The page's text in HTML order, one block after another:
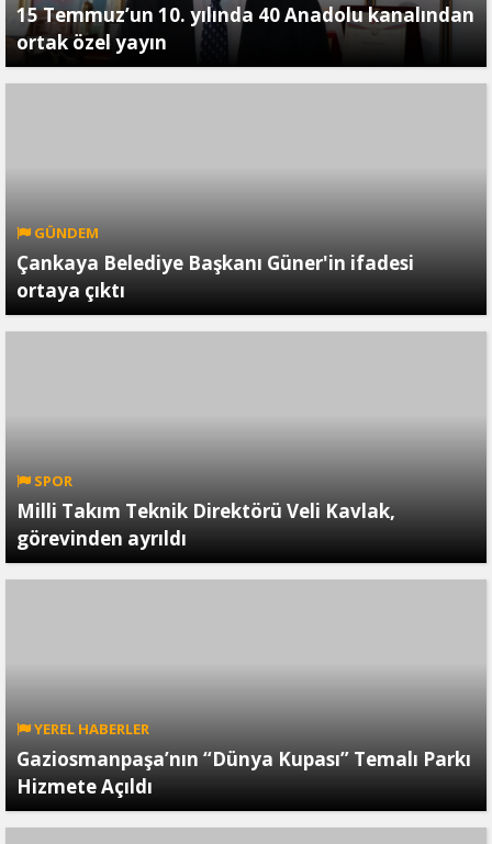
15 Temmuz’un 10. yılında 40 Anadolu kanalından
ortak özel yayın
GÜNDEM
Çankaya Belediye Başkanı Güner'in ifadesi
ortaya çıktı
SPOR
Milli Takım Teknik Direktörü Veli Kavlak,
görevinden ayrıldı
YEREL HABERLER
Gaziosmanpaşa’nın “Dünya Kupası” Temalı Parkı
Hizmete Açıldı